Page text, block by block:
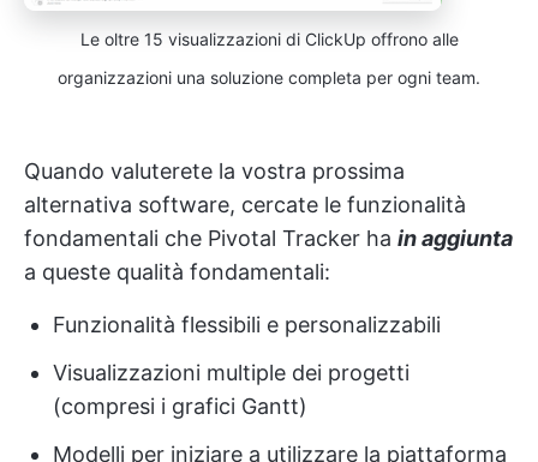
Le oltre 15 visualizzazioni di ClickUp offrono alle
organizzazioni una soluzione completa per ogni team.
Quando valuterete la vostra prossima
alternativa software, cercate le funzionalità
fondamentali che Pivotal Tracker ha in aggiunta
a queste qualità fondamentali:
Funzionalità flessibili e personalizzabili
Visualizzazioni multiple dei progetti
(compresi i grafici Gantt)
Modelli per iniziare a utilizzare la piattaforma